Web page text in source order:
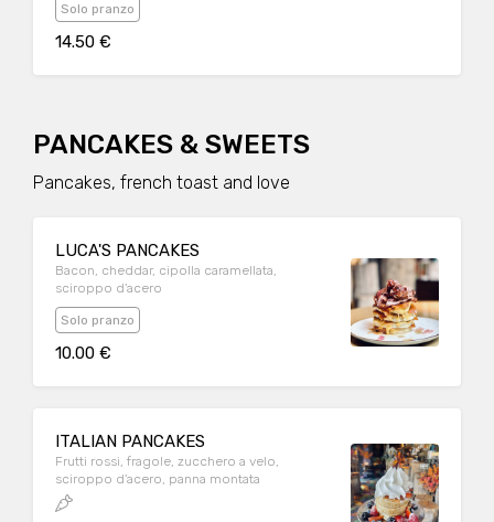
Solo pranzo
14.50 €
PANCAKES & SWEETS
Pancakes, french toast and love
LUCA'S PANCAKES
Bacon, cheddar, cipolla caramellata,
sciroppo d'acero
Solo pranzo
10.00 €
ITALIAN PANCAKES
Frutti rossi, fragole, zucchero a velo,
sciroppo d'acero, panna montata